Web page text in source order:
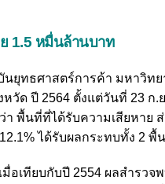
1.5 หมื่นล้านบาท
ทธศาสตร์การค้า มหาวิทย
ด ปี 2564 ตั้งแต่วันที่ 23 ก.
พื้นที่ที่ได้รับความเสียหาย
ได้รับผลกระทบทั้ง 2 พื้
อเทียบกับปี 2554 ผลสำรว